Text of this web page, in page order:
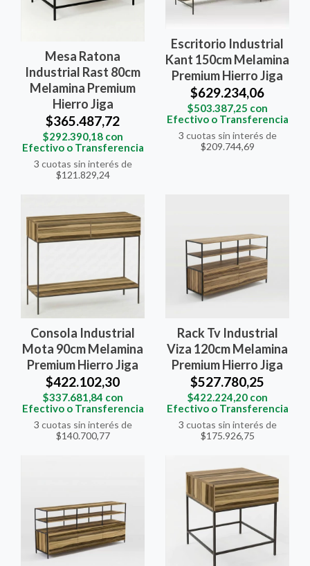
Mesa Ratona
Industrial Rast 80cm
Melamina Premium
Hierro Jiga
$365.487,72
$292.390,18 con
Efectivo o Transferencia
3 cuotas sin interés de
$121.829,24
Escritorio Industrial
Kant 150cm Melamina
Premium Hierro Jiga
$629.234,06
$503.387,25 con
Efectivo o Transferencia
3 cuotas sin interés de
$209.744,69
Consola Industrial
Mota 90cm Melamina
Premium Hierro Jiga
$422.102,30
$337.681,84 con
Efectivo o Transferencia
3 cuotas sin interés de
$140.700,77
Rack Tv Industrial
Viza 120cm Melamina
Premium Hierro Jiga
$527.780,25
$422.224,20 con
Efectivo o Transferencia
3 cuotas sin interés de
$175.926,75